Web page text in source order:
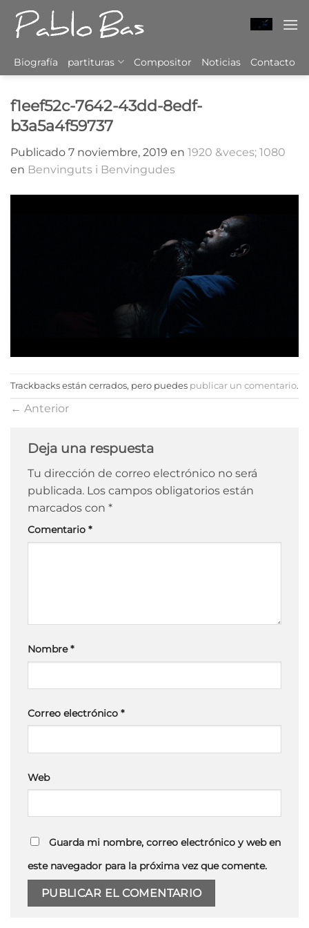
Saltar
contenido
Biografía partituras Compositor Noticias Contacto
f1eef52c-7642-43dd-8edf-
b3a5a4f59737
Publicado 7 noviembre, 2019 en 1920 &veces; 1080
en Benvinguts i Benvingudes
Trackbacks están cerrados, pero puedes publicar un comentario.
← Anterior
Deja una respuesta
Tu dirección de correo electrónico no será
publicada. Los campos obligatorios están
marcados con *
Comentario *
Nombre*
Correo electrónico *
Web
Guarda mi nombre, correo electrónico y web en
este navegador para la próxima vez que comente.